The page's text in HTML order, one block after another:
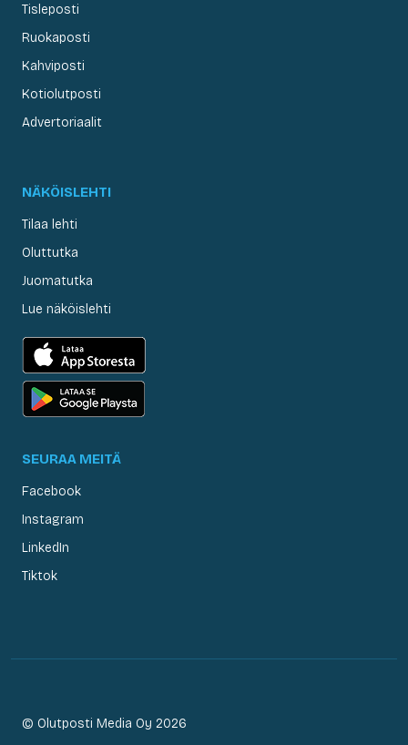
Tisleposti
Ruokaposti
Kahviposti
Kotiolutposti
Advertoriaalit
NÄKÖISLEHTI
Tilaa lehti
Oluttutka
Juomatutka
Lue näköislehti
SEURAA MEITÄ
Facebook
Instagram
LinkedIn
Tiktok
© Olutposti Media Oy 2026